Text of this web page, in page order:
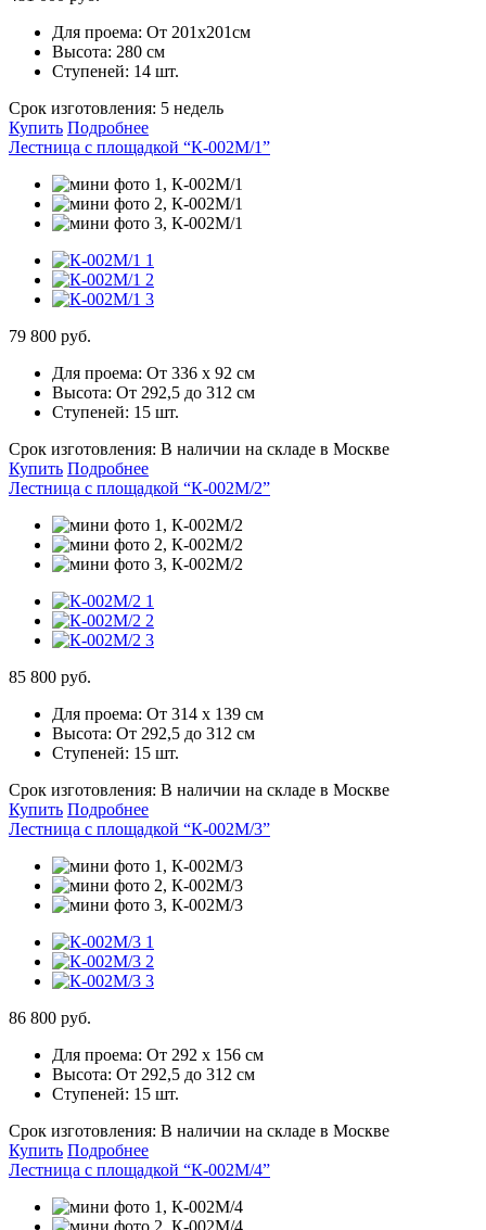
Для проема: От 201х201см
Высота: 280 см
Ступеней: 14 шт.
Срок изготовления: 5 недель
Купить Подробнее
Лестница с площадкой “К-002М/1”
79 800 руб.
Для проема: От 336 х 92 см
Высота: От 292,5 до 312 см
Ступеней: 15 шт.
Срок изготовления: В наличии на складе в Москве
Купить Подробнее
Лестница с площадкой “К-002М/2”
85 800 руб.
Для проема: От 314 х 139 см
Высота: От 292,5 до 312 см
Ступеней: 15 шт.
Срок изготовления: В наличии на складе в Москве
Купить Подробнее
Лестница с площадкой “К-002М/3”
86 800 руб.
Для проема: От 292 х 156 см
Высота: От 292,5 до 312 см
Ступеней: 15 шт.
Срок изготовления: В наличии на складе в Москве
Купить Подробнее
Лестница с площадкой “К-002М/4”